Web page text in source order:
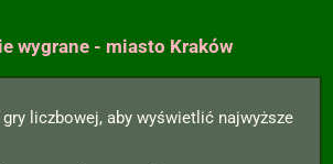
wygrane - miasto Kraków
liczbowej, aby wyświetlić najwyższe